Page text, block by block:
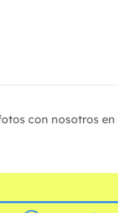
con nosotros en